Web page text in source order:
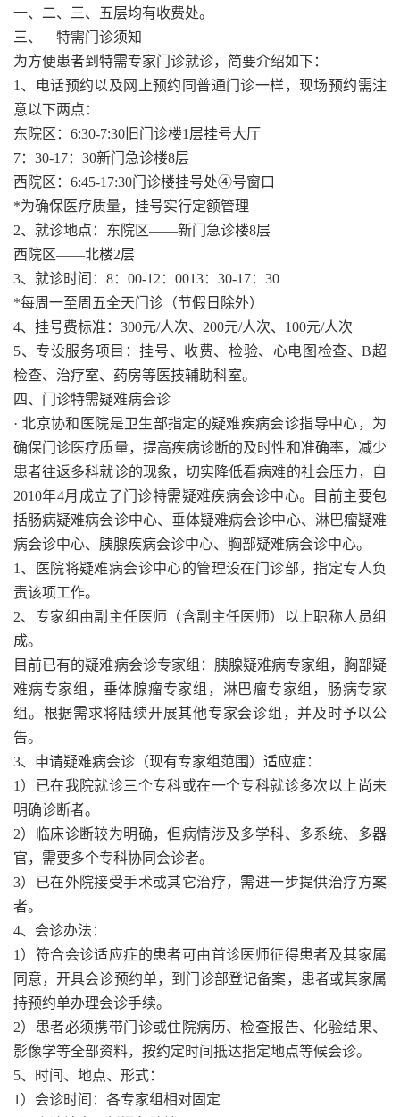
一、二、三、五层均有收费处。
三、 特需门诊须知
为方便患者到特需专家门诊就诊，简要介绍如下：
1、电话预约以及网上预约同普通门诊一样，现场预约需注
意以下两点：
东院区：6:30-7:30旧门诊楼1层挂号大厅
7：30-17：30新门急诊楼8层
西院区：6:45-17:30门诊楼挂号处④号窗口
*为确保医疗质量，挂号实行定额管理
2、就诊地点：东院区——新门急诊楼8层
西院区——北楼2层
3、就诊时间：8：00-12：0013：30-17：30
*每周一至周五全天门诊（节假日除外）
4、挂号费标准：300元/人次、200元/人次、100元/人次
5、专设服务项目：挂号、收费、检验、心电图检查、B超
检查、治疗室、药房等医技辅助科室。
四、门诊特需疑难病会诊
· 北京协和医院是卫生部指定的疑难疾病会诊指导中心，为
确保门诊医疗质量，提高疾病诊断的及时性和准确率，减少
患者往返多科就诊的现象，切实降低看病难的社会压力，自
2010年4月成立了门诊特需疑难疾病会诊中心。目前主要包
括肠病疑难病会诊中心、垂体疑难病会诊中心、淋巴瘤疑难
病会诊中心、胰腺疾病会诊中心、胸部疑难病会诊中心。
1、医院将疑难病会诊中心的管理设在门诊部，指定专人负
责该项工作。
2、专家组由副主任医师（含副主任医师）以上职称人员组
成。
目前已有的疑难病会诊专家组：胰腺疑难病专家组，胸部疑
难病专家组，垂体腺瘤专家组，淋巴瘤专家组，肠病专家
组。根据需求将陆续开展其他专家会诊组，并及时予以公
告。
3、申请疑难病会诊（现有专家组范围）适应症：
1）已在我院就诊三个专科或在一个专科就诊多次以上尚未
明确诊断者。
2）临床诊断较为明确，但病情涉及多学科、多系统、多器
官，需要多个专科协同会诊者。
3）已在外院接受手术或其它治疗，需进一步提供治疗方案
者。
4、会诊办法：
1）符合会诊适应症的患者可由首诊医师征得患者及其家属
同意，开具会诊预约单，到门诊部登记备案，患者或其家属
持预约单办理会诊手续。
2）患者必须携带门诊或住院病历、检查报告、化验结果、
影像学等全部资料，按约定时间抵达指定地点等候会诊。
5、时间、地点、形式：
1）会诊时间：各专家组相对固定